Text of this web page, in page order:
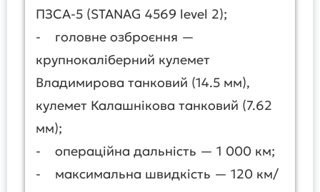
ПЗСА-5 (STANAG 4569 level 2);
- головне озброєння —
крупнокаліберний кулемет
Владимирова танковий (14.5 мм),
кулемет Калашнікова танковий (7.62
мм);
- операційна дальність — 1 000 км;
- максимальна швидкість — 120 км/